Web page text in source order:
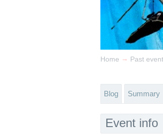
Home → Past
Blog Summary
Event info